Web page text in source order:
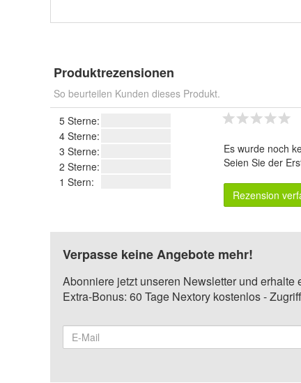
Produktrezensionen
So beurteilen Kunden dieses Produkt.
5 Sterne:
4 Sterne:
3 Sterne:
2 Sterne:
1 Stern:
Es wurde noch
Seien Sie der
Rezension
Verpasse keine Angebote mehr!
Abonniere jetzt unseren Newsletter und
Extra-Bonus: 60 Tage Nextory kostenlos -